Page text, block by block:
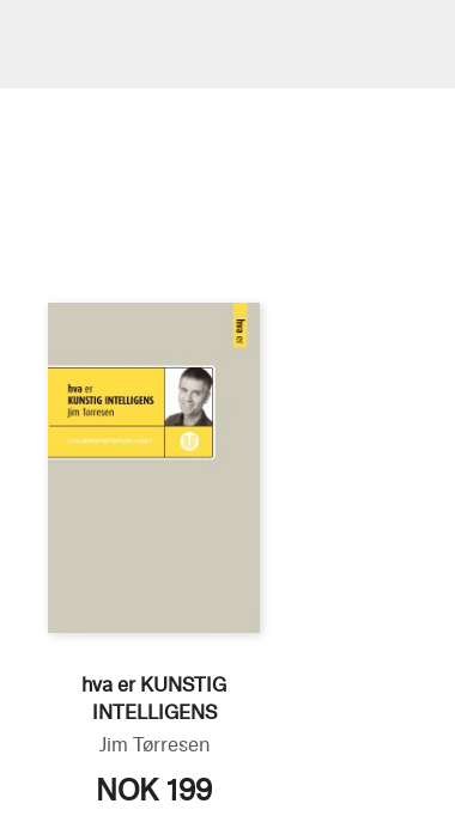
hva er KUNSTIG
INTELLIGENS
Jim Tørresen
NOK 199